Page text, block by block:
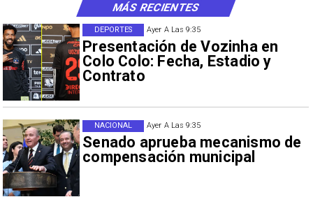
Ayer A Las 9:35
Presentación de Vozinha en
Colo Colo: Fecha, Estadio y
Contrato
DEPORTES
Ayer A Las 9:35
Senado aprueba mecanismo de
compensación municipal
NACIONAL
MÁS RECIENTES